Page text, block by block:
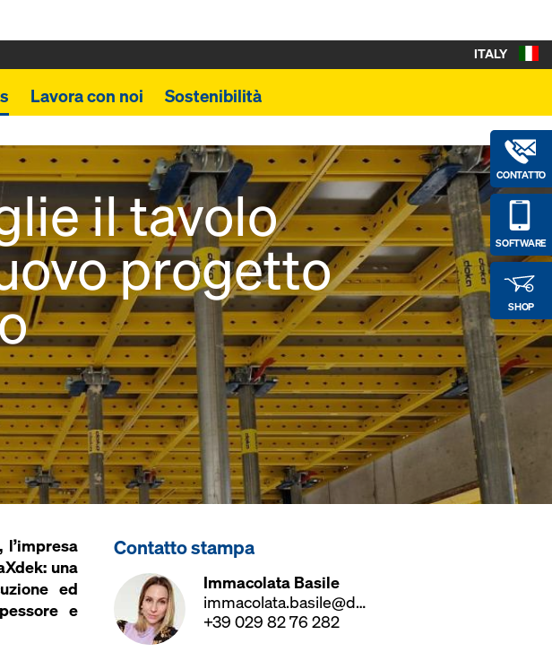
Lavora con noi Sostenibilità
CONTATTO
SOFTWARE
SHOP
ITALY
il tavolo
progetto
una
ed
e
Contatto stampa
Immacolata Basile
immacolata.basile@doka.com
+39 029 82 76 282